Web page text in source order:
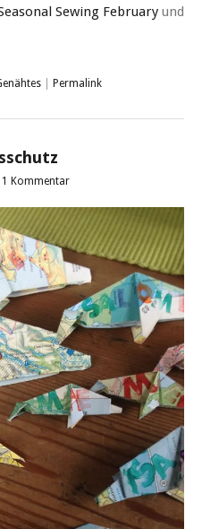
Sewing February und
Permalink
1 Kommentar